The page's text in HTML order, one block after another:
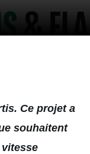
Ce projet a
souhaitent